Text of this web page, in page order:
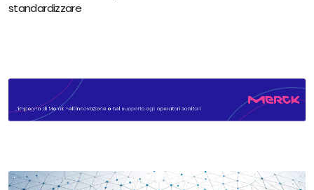
standardizzare